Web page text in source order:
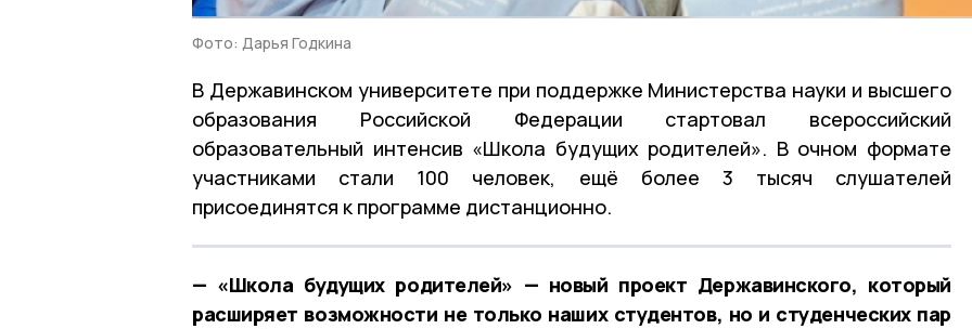
Фото: Дарья Годкина
В Державинском университете при поддержке Министерства науки и высшего
образования Российской Федерации стартовал всероссийский
образовательный интенсив «Школа будущих родителей». В очном формате
участниками стали 100 человек, ещё более 3 тысяч слушателей
присоединятся к программе дистанционно.
— «Школа будущих родителей» — новый проект Державинского, который
расширяет возможности не только наших студентов, но и студенческих пар